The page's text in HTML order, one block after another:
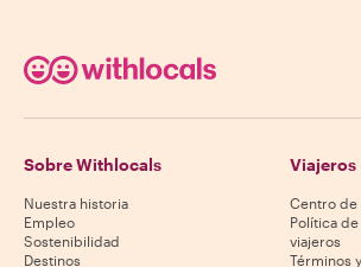
Sobre Withlocals
Nuestra historia
Empleo
Sostenibilidad
Destinos
Viajeros
Centro de
Política
viajeros
Términos